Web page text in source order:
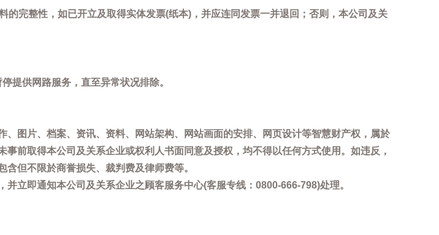
完整性，如已开立及取得实体发票(纸本)，并应连同发票一并退回；否则，本公司及关
提供网路服务，直至异常状况排除。
图片、档案、资讯、资料、网站架构、网站画面的安排、网页设计等智慧财产权，属於
前取得本公司及关系企业或权利人书面同意及授权，均不得以任何方式使用。如违反，
但不限於商誉损失、裁判费及律师费等。
立即通知本公司及关系企业之顾客服务中心(客服专线：0800-666-798)处理。